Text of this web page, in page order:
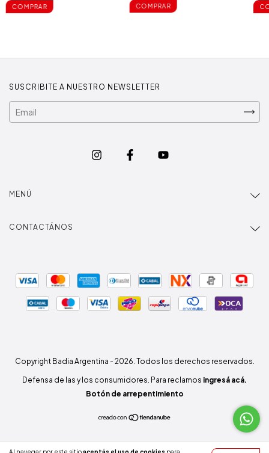
SUSCRIBITE A NUESTRO NEWSLETTER
MENÚ
CONTACTÁNOS
Copyright Badia Argentina - 2026. Todos los derechos reservados.
Defensa de las y los consumidores. Para reclamos ingresá acá.
Botón de arrepentimiento